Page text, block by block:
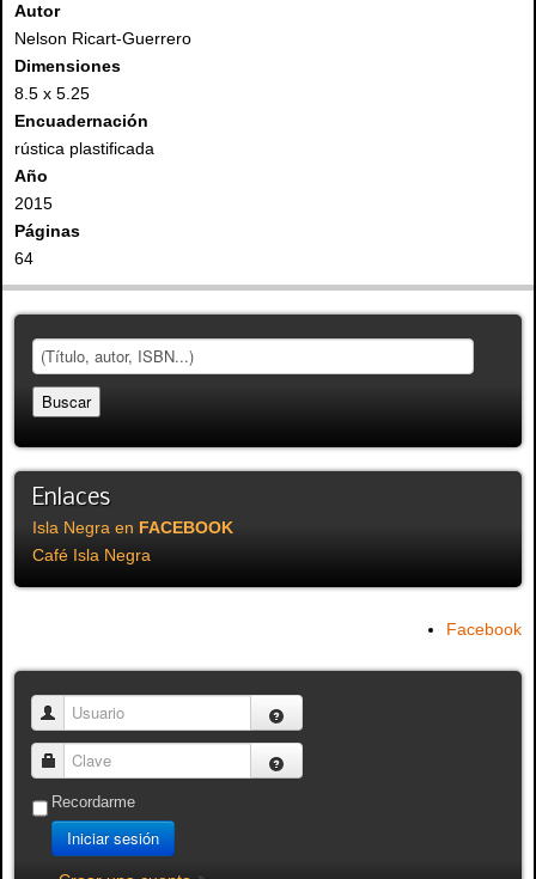
Autor
Nelson Ricart-Guerrero
Dimensiones
8.5 x 5.25
Encuadernación
rústica plastificada
Año
2015
Páginas
64
Enlaces
Isla Negra en FACEBOOK
Café Isla Negra
Facebook
Usuario
Clave
Recordarme
Iniciar sesión